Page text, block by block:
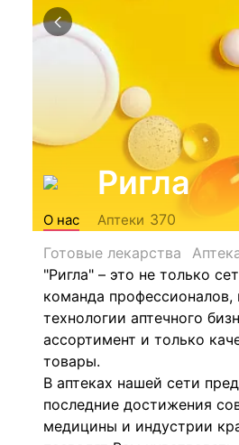
Ригла
О нас Аптеки 370
Готовые лекарства
"Ригла" – это не только
команда профессионалов,
технологии аптечного
ассортимент и только
товары.
В аптеках нашей сети
последние достижения
медицины и индустрии